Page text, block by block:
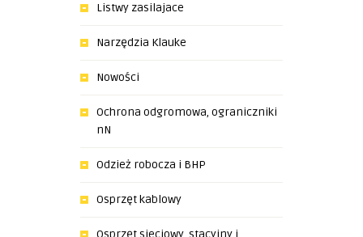
Listwy zasilajace
Narzędzia Klauke
Nowości
Ochrona odgromowa, ograniczniki
nN
Odzież robocza i BHP
Osprzęt kablowy
Osprzęt sieciowy, stacyjny i